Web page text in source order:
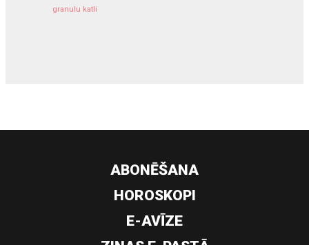
granulu katli
ABONĒŠANA
HOROSKOPI
E-AVĪZE